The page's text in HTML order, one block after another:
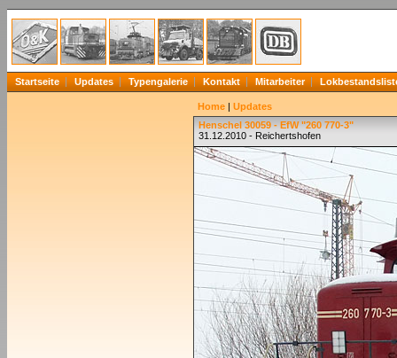
Startseite Updates Typengalerie Kontakt Mitarbeiter
Home | Updates
Henschel 30059 - EfW "260 770-3"
31.12.2010 - Reichertshofen